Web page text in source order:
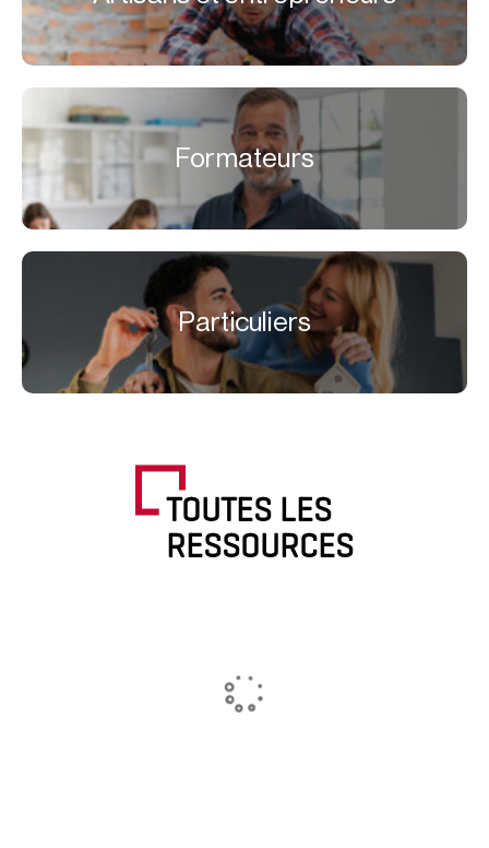
Formateurs
Particuliers
TOUTES LES
RESSOURCES